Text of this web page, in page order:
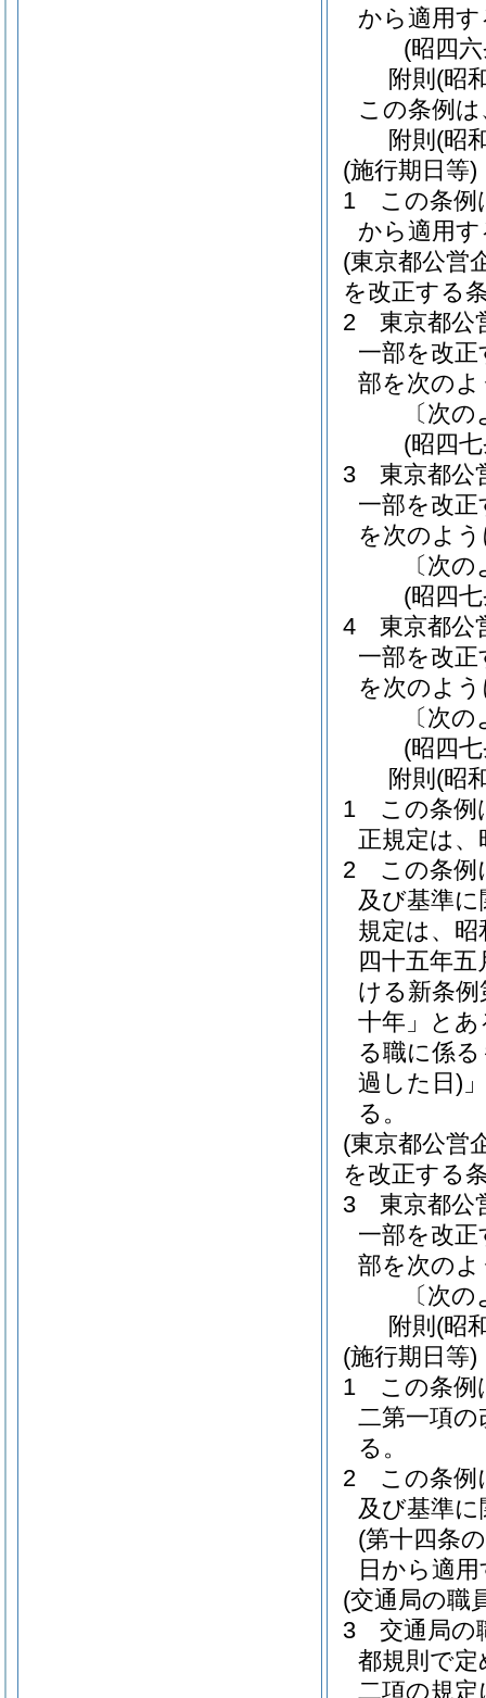
から適用
(昭四
附則 (昭
この条例
附則 (昭
(施行期日等)
1
この条例
から適用
(東京都公営
を改正する
2
東京都公
一部を改
部を次の
〔次
(昭四
3
東京都公
一部を改
を次のよ
〔次
(昭四
4
東京都公
一部を改
を次のよ
〔次
(昭四
附則 (昭
1
この条例
正規定は
2
この条例
及び基準
規定は、
四十五年
ける新条
十年」と
る職に係
過した日)
る。
(東京都公営
を改正する
3
東京都公
一部を改
部を次の
〔次
附則 (昭
(施行期日等)
1
この条例
二第一項の
る。
2
この条例
及び基準
(第十四条
日から適
(交通局の職
3
交通局の
都規則で
二項の規